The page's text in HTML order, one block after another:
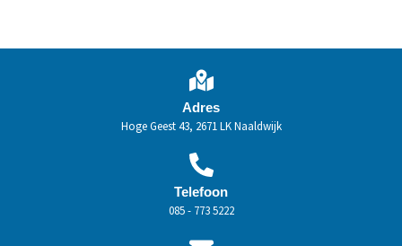
Adres
Hoge Geest 43, 2671 LK Naaldwijk
Telefoon
085 - 773 5222